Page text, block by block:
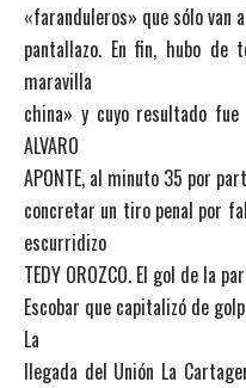
«faranduleros» que sólo van
pantallazo. En fin, hubo
maravilla
china» y cuyo resultado
ALVARO
APONTE, al minuto 35 por
concretar un tiro penal por
escurridizo
TEDY OROZCO. El gol de la
Escobar que capitalizó de
La
llegada del Unión La